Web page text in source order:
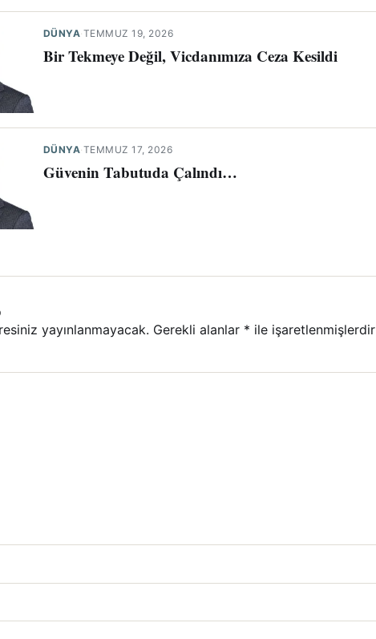
DÜNYA·TEMMUZ 19, 2026
Bir Tekmeye Değil, Vicdanımıza Ceza Kesildi
DÜNYA·TEMMUZ 17, 2026
Güvenin Tabutuda Çalındı…
yayınlanmayacak. Gerekli alanlar * ile işaretlenmişlerdir